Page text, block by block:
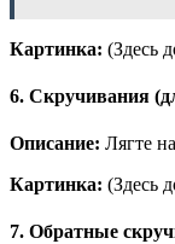
Картинка: (Здесь
6. Скручивания
Описание: Лягте
Картинка: (Здесь
7. Обратные